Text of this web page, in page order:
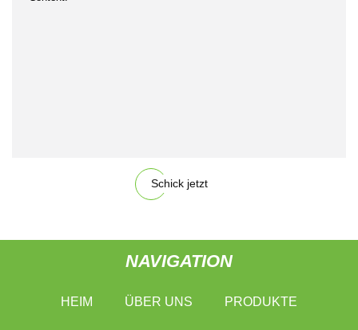
Schick jetzt
NAVIGATION
HEIM ÜBER UNS PRODUKTE